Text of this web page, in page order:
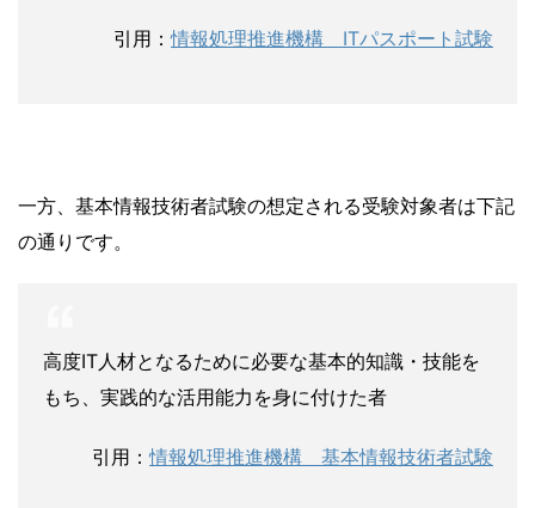
引用：情報処理推進機構 ITパスポート試験
一方、基本情報技術者試験の想定される受験対象者は下記
の通りです。
高度IT人材となるために必要な基本的知識・技能を
もち、実践的な活用能力を身に付けた者
引用：情報処理推進機構 基本情報技術者試験